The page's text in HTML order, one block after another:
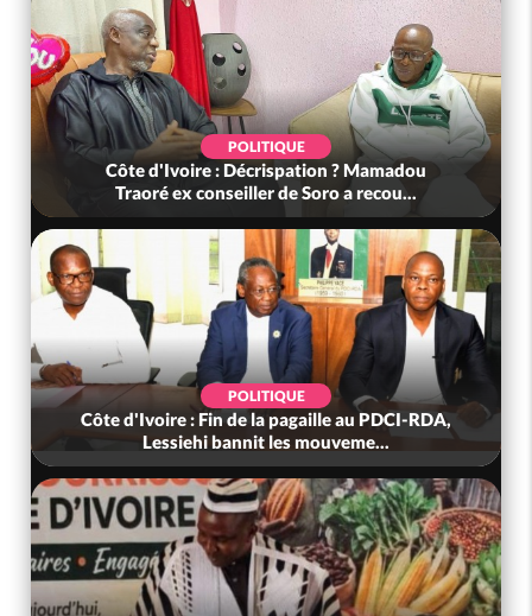
POLITIQUE
Côte d'Ivoire : Décrispation ? Mamadou
Traoré ex conseiller de Soro a recou...
POLITIQUE
Côte d'Ivoire : Fin de la pagaille au PDCI-RDA,
Lessiehi bannit les mouveme...